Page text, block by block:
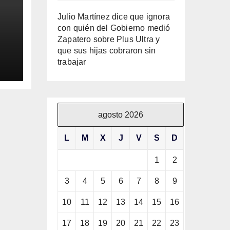
Julio Martínez dice que ignora
con quién del Gobierno medió
Zapatero sobre Plus Ultra y
que sus hijas cobraron sin
trabajar
agosto 2026
L M X J V S D
1 2
3 4 5 6 7 8 9
10 11 12 13 14 15 16
17 18 19 20 21 22 23